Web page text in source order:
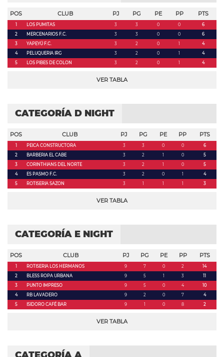
POS CLUB PJ PG PE PP PTS
1 LOS PUMITAS 3 3 0 0
6
2
MERCENARIOS F.C. 3 3 0 0
6
3
YAPEYÚ F.C. 3 2 0 1
4
4
PELUQUERIA IRG 3 2 0 1
4
5
LOS PIBES DE COLON 3 2 0 1 4
VER TABLA
CATEGORÍA D NIGHT
POS CLUB PJ PG PE PP PTS
1 PEICA CONSTRUCTORA 3 3 0 0
6
2
BARBERIA EL CABE 3 2 1 0
5
3
CORINTHIANS DEL NORTE 3 2 1 0
5
4
ES PASMO F.C. 3 2 0 1
4
5
ROTISERIA SAZON 3 1 1 1 3
VER TABLA
CATEGORÍA E NIGHT
POS CLUB PJ PG PE PP PTS
1 ROTISERIA LOS HERMANOS 9 7 0 2
14
2
BLESS ROPA URBANA 9 5 1 3
11
3
PUNTO IMPRESO 9 5 0 4
10
4
RB LAVADERO 9 2 0 7
4
5
ISIDORO CAFÉ BAR 9 1 0 8 2
VER TABLA